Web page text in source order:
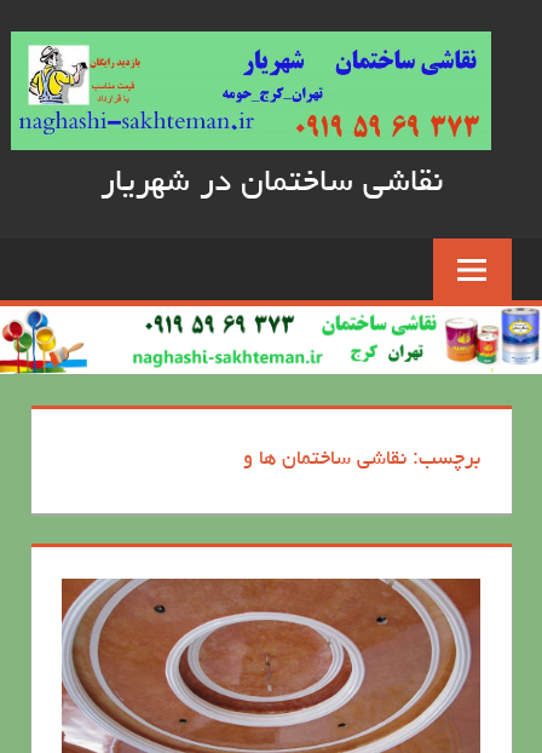
نقاشی ساختمان در شهریار
برچسب: نقاشی ساختمان ها و